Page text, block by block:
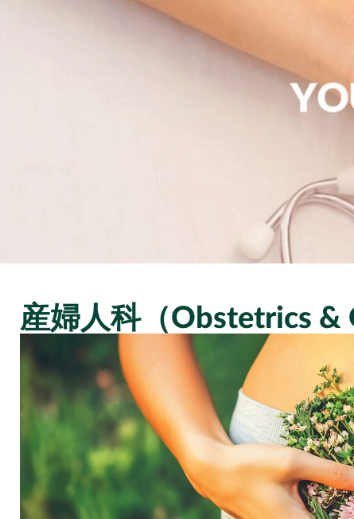
産婦人科（Obstetrics &